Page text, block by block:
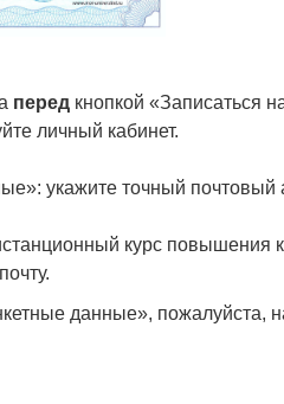
перед кнопкой «Записаться
личный кабинет.
укажите точный почтовый
курс повышения
данные», пожалуйста,